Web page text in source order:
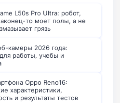
L50s Pro Ultra: робот,
то моет полы, а не
грязь
камеры 2026 года:
работы, учебы и
Oppo Reno16:
характеристики,
и результаты тестов